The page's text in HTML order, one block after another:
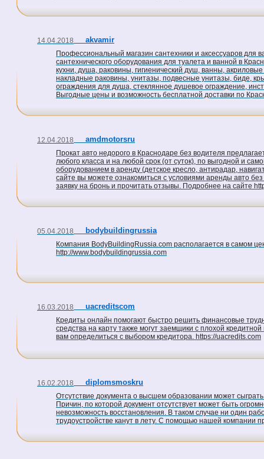
14.04.2018 akvamir
Профессиональный магазин сантехники и аксессуаров для
сантехнического оборудования для туалета и ванной в
кухни, душа, раковины, гигиенический душ, ванны,
накладные раковины, унитазы, подвесные унитазы, биде,
ограждения для душа, стеклянное душевое ограждение,
Выгодные цены и возможность бесплатной доставки по
12.04.2018 amdmotorsru
Прокат авто недорого в Краснодаре без водителя
любого класса и на любой срок (от суток), по выгодной и
оборудованием в аренду (детское кресло, антирадар,
сайте вы можете ознакомиться с условиями аренды авто
заявку на бронь и прочитать отзывы. Подробнее на сайте
05.04.2018 bodybuildingrussia
Компания BodyBuildingRussia.com располагается в самом
http://www.bodybuildingrussia.com
16.03.2018 uacreditscom
Кредиты онлайн помогают быстро решить финансовые
средства на карту также могут заемщики с плохой
вам определиться с выбором кредитора. https://uacredits.com
16.02.2018 diplomsmoskru
Отсутствие документа о высшем образовании может
Причин, по которой документ отсутствует может быть
невозможность восстановления. В таком случае ни один
трудоустройстве канут в лету. С помощью нашей компании